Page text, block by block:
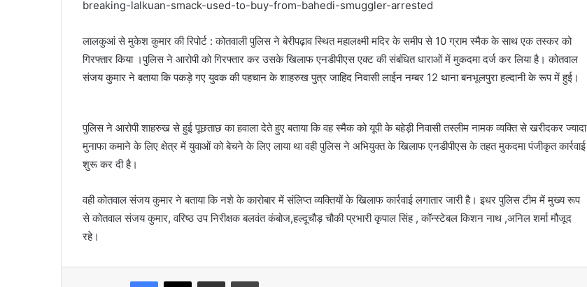
breaking-lalkuan-smack-used-to-buy-from-bahedi-smuggler-arrested
लालकुआं से मुकेश कुमार की रिपोर्ट : कोतवाली पुलिस ने बेरीपढ़ाव स्थित महालक्ष्मी मदिर के समीप से 10 ग्राम स्मैक के साथ एक तस्कर को
गिरफ्तार किया ।पुलिस ने आरोपी को गिरफ्तार कर उसके खिलाफ एनडीपीएस एक्ट की संबंधित धाराओं में मुकदमा दर्ज कर लिया है। कोतवाल
संजय कुमार ने बताया कि पकड़े गए युवक की पहचान के शाहरुख पुत्र जाहिद निवासी लाईन नम्बर 12 थाना बनभूलपुरा हल्दानी के रूप में हुई।
पुलिस ने आरोपी शाहरुख से हुई पूछताछ का हवाला देते हुए बताया कि वह स्मैक को यूपी के बहेड़ी निवासी तस्लीम नामक व्यक्ति से खरीदकर ज्यादा
मुनाफा कमाने के लिए क्षेत्र में युवाओं को बेचने के लिए लाया था वही पुलिस ने अभियुक्त के खिलाफ एनडीपीएस के तहत मुकदमा पंजीकृत कार्रवाई
शुरू कर दी है।
वही कोतवाल संजय कुमार ने बताया कि नशे के कारोबार में संलिप्त व्यक्तियों के खिलाफ कार्रवाई लगातार जारी है। इधर पुलिस टीम में मुख्य रूप
से कोतवाल संजय कुमार, वरिष्ठ उप निरीक्षक बलवंत कंबोज,हल्दूचौड़ चौकी प्रभारी कृपाल सिंह , कॉन्स्टेबल किशन नाथ ,अनिल शर्मा मौजूद
रहे।
Facebook
X Share via Email Print